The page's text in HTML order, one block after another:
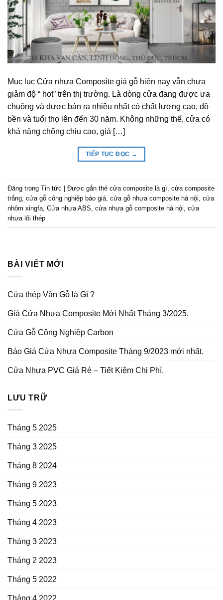
Mục lục Cửa nhựa Composite giả gỗ hiện nay vẫn chưa
giảm độ “ hot” trên thị trường. Là dòng cửa đang được ưa
chuộng và được bán ra nhiều nhất có chất lượng cao, độ
bền và tuổi thọ lên đến 30 năm. Không những thế, cửa có
khả năng chống chịu cao, giá […]
TIẾP TỤC ĐỌC →
Đăng trong Tin tức | Được gắn thẻ cửa composite là gì cửa composite
trắng cửa gỗ công nghiệp báo giá cửa gỗ nhựa composite hà nội cửa
nhôm xingfa Cửa nhựa ABS cửa nhựa gỗ composite hà nội cửa
nhựa lõi thép
BÀI VIẾT MỚI
Cửa thép Vân Gỗ là Gì ?
Giá Cửa Nhựa Composite Mới Nhất Tháng 3/2025.
Cửa Gỗ Công Nghiệp Carbon
Báo Giá Cửa Nhựa Composite Tháng 9/2023 mới nhất.
Cửa Nhựa PVC Giá Rẻ – Tiết Kiệm Chi Phí.
LƯU TRỮ
Tháng 5 2025
Tháng 3 2025
Tháng 8 2024
Tháng 9 2023
Tháng 5 2023
Tháng 4 2023
Tháng 3 2023
Tháng 2 2023
Tháng 5 2022